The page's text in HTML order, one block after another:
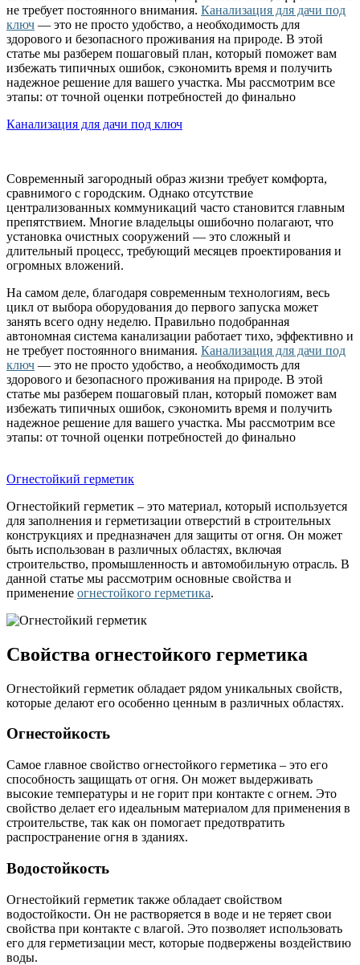
не требует постоянного внимания. Канализация для дачи под
ключ — это не просто удобство, а необходимость для
здорового и безопасного проживания на природе. В этой
статье мы разберем пошаговый план, который поможет вам
избежать типичных ошибок, сэкономить время и получить
надежное решение для вашего участка. Мы рассмотрим все
этапы: от точной оценки потребностей до финально
Канализация для дачи под ключ
Современный загородный образ жизни требует комфорта,
сравнимого с городским. Однако отсутствие
централизованных коммуникаций часто становится главным
препятствием. Многие владельцы ошибочно полагают, что
установка очистных сооружений — это сложный и
длительный процесс, требующий месяцев проектирования и
огромных вложений.
На самом деле, благодаря современным технологиям, весь
цикл от выбора оборудования до первого запуска может
занять всего одну неделю. Правильно подобранная
автономная система канализации работает тихо, эффективно и
не требует постоянного внимания. Канализация для дачи под
ключ — это не просто удобство, а необходимость для
здорового и безопасного проживания на природе. В этой
статье мы разберем пошаговый план, который поможет вам
избежать типичных ошибок, сэкономить время и получить
надежное решение для вашего участка. Мы рассмотрим все
этапы: от точной оценки потребностей до финально
Огнестойкий герметик
Огнестойкий герметик – это материал, который используется
для заполнения и герметизации отверстий в строительных
конструкциях и предназначен для защиты от огня. Он может
быть использован в различных областях, включая
строительство, промышленность и автомобильную отрасль. В
данной статье мы рассмотрим основные свойства и
применение огнестойкого герметика.
Свойства огнестойкого герметика
Огнестойкий герметик обладает рядом уникальных свойств,
которые делают его особенно ценным в различных областях.
Огнестойкость
Самое главное свойство огнестойкого герметика – это его
способность защищать от огня. Он может выдерживать
высокие температуры и не горит при контакте с огнем. Это
свойство делает его идеальным материалом для применения в
строительстве, так как он помогает предотвратить
распространение огня в зданиях.
Водостойкость
Огнестойкий герметик также обладает свойством
водостойкости. Он не растворяется в воде и не теряет свои
свойства при контакте с влагой. Это позволяет использовать
его для герметизации мест, которые подвержены воздействию
воды.